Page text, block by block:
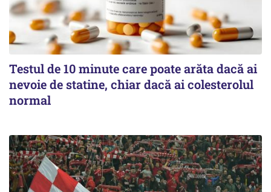
Testul de 10 minute care poate arăta dacă ai
nevoie de statine, chiar dacă ai colesterolul
normal